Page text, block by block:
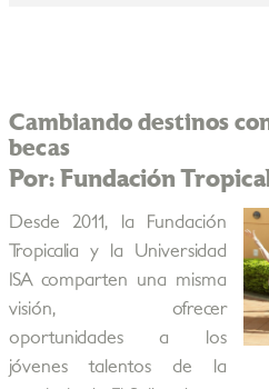
Cambiando destinos
becas
Por: Fundación
Desde 2011, la Fundación
Tropicalia y la Universidad
ISA comparten una misma
visión, ofrecer
oportunidades a los
jóvenes talentos de la